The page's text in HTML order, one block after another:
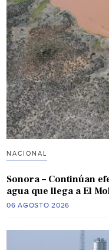
NACIONAL
Sonora – Continúan
agua que llega a El
06 AGOSTO 2026